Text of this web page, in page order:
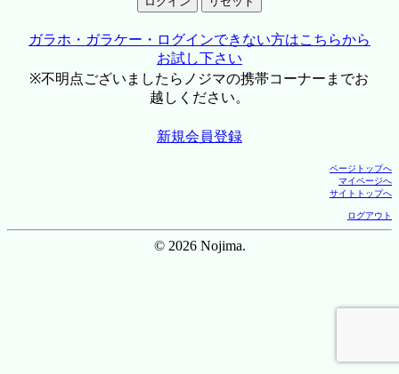
ガラホ・ガラケー・ログインできない方はこちらから
お試し下さい
※不明点ございましたらノジマの携帯コーナーまでお
越しください。
新規会員登録
ページトップへ
マイページへ
サイトトップへ
ログアウト
© 2026 Nojima.